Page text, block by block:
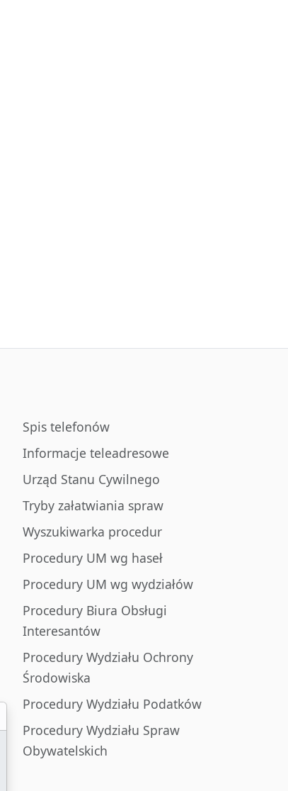
Spis telefonów
Informacje teleadresowe
Urząd Stanu Cywilnego
Tryby załatwiania spraw
Wyszukiwarka procedur
Procedury UM wg haseł
Procedury UM wg wydziałów
Procedury Biura Obsługi
Interesantów
Procedury Wydziału Ochrony
Środowiska
Procedury Wydziału Podatków
Procedury Wydziału Spraw
Obywatelskich